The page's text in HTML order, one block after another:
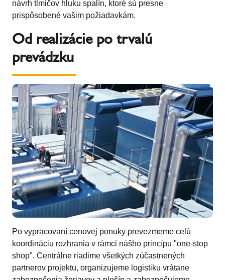
návrh tlmičov hluku spalín, ktoré sú presne
prispôsobené vašim požiadavkám.
Od realizácie po trvalú
prevádzku
Po vypracovaní cenovej ponuky prevezmeme celú
koordináciu rozhrania v rámci nášho princípu "one-stop
shop". Centrálne riadime všetkých zúčastnených
partnerov projektu, organizujeme logistiku vrátane